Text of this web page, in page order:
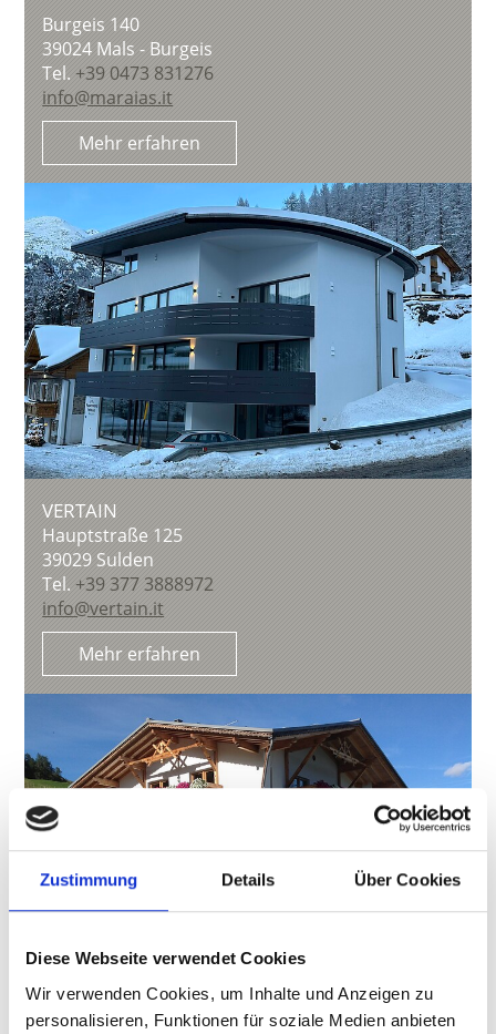
Zustimmung Details Über Cookies
Diese Webseite verwendet Cookies
Wir verwenden Cookies, um Inhalte und Anzeigen zu
personalisieren, Funktionen für soziale Medien anbieten
Burgeis 140
39024 Mals - Burgeis
Tel. +39 0473 831276
info@maraias.it
Mehr erfahren
VERTAIN
Hauptstraße 125
39029Sulden
Tel. +39 377 3888972
info@vertain.it
Mehr erfahren